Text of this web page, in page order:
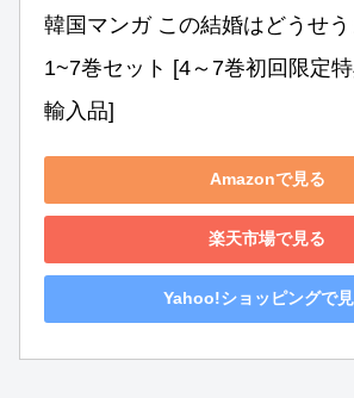
韓国マンガ この結婚はどうせ
1~7巻セット [4～7巻初回限定
輸入品]
Amazonで見る
楽天市場で見る
Yahoo!ショッピングで